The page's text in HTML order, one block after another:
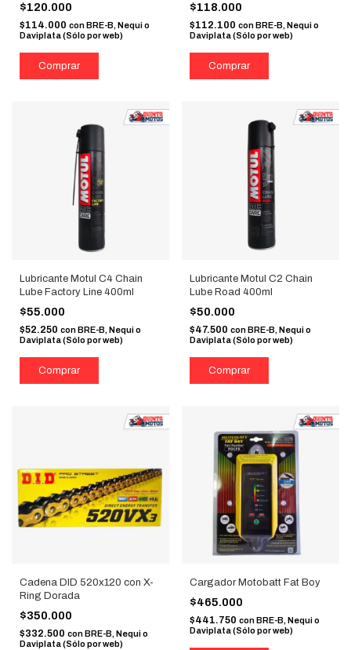
$120.000
$114.000 con BRE-B, Nequi o
Daviplata (Sólo por web)
$118.000
$112.100 con BRE-B, Nequi o
Daviplata (Sólo por web)
Lubricante Motul C4 Chain
Lube Factory Line 400ml
$55.000
$52.250 conBRE-B, Nequi o
Daviplata (Sólo por web)
Lubricante Motul C2 Chain
Lube Road 400ml
$50.000
$47.500 con BRE-B, Nequi o
Daviplata (Sólo por web)
Cadena DID 520x120 con X-
Ring Dorada
$350.000
$332.500 con BRE-B, Nequi o
Daviplata (Sólo por web)
Cargador Motobatt Fat Boy
$465.000
$441.750 con BRE-B, Nequi o
Daviplata (Sólo por web)